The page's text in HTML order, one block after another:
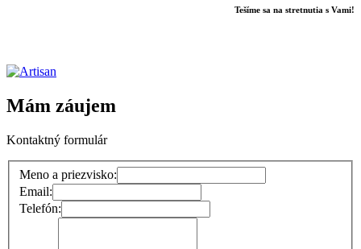
Tešíme sa na stretnutia s Vami!
Mám záujem
Kontaktný formulár
Meno a priezvisko:
Email:
Telefón: